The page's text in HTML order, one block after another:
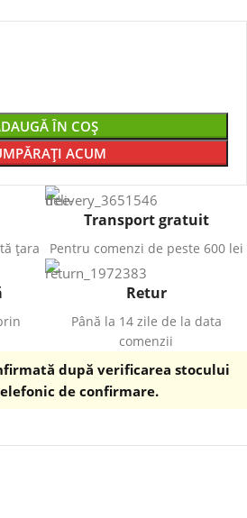
ÎN COȘ
ACUM
țara
Transport gratuit
Pentru comenzi de peste 600 lei
Retur
Până la 14 zile de la data
comenzii
după verificarea stocului
de confirmare.